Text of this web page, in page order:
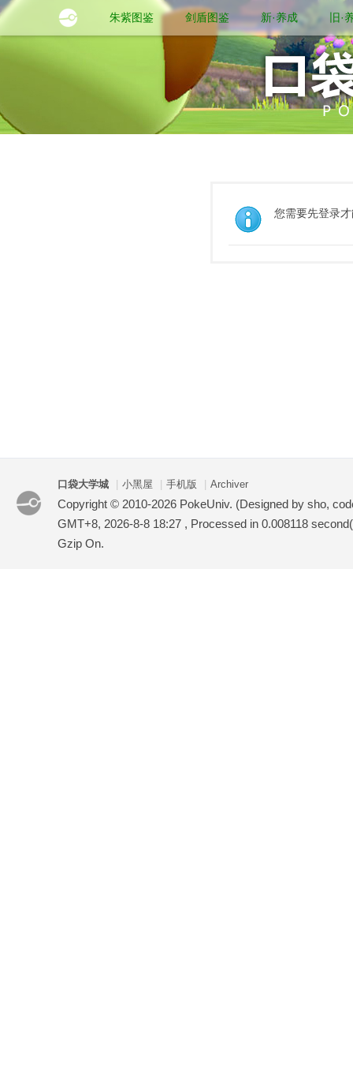
朱紫图鉴 剑盾图鉴 新·养成 旧·
您需要先登录
口袋大学城 小黑屋 手机版 Archiver
Copyright © 2010-2026 PokeUniv. (Designed by sho,
GMT+8, 2026-8-8 18:27 , Processed in 0.008118
Gzip On.